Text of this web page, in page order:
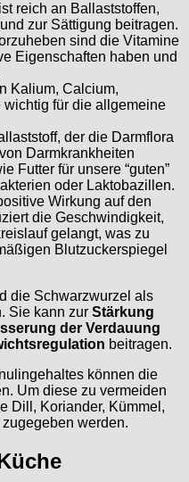
reich an Ballaststoffen,
zur Sättigung beitragen.
sind die Vitamine
Eigenschaften haben und
Kalium, Calcium,
für die allgemeine
der die Darmflora
Darmkrankheiten
Futter für unsere “guten”
oder Laktobazillen.
Wirkung auf den
die Geschwindigkeit,
gelangt, was zu
Blutzuckerspiegel
die Schwarzwurzel als
Sie kann zur Stärkung
der Verdauung
beitragen.
können die
Um diese zu vermeiden
Dill, Koriander, Kümmel,
werden.